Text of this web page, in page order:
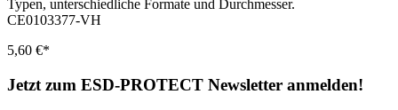
Typen, unterschiedliche Formate und Durchmesser.
CE0103377-VH
5,60 €*
Jetzt zum ESD-PROTECT Newsletter anmelden!